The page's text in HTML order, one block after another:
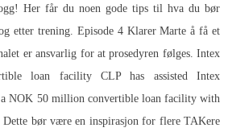
Her får du noen gode tips til hva du bør
etter trening. Episode 4 Klarer Marte å få et
er ansvarlig for at prosedyren følges. Intex
loan facility CLP has assisted Intex
a NOK 50 million convertible loan facility with
bør være en inspirasjon for flere TAKere